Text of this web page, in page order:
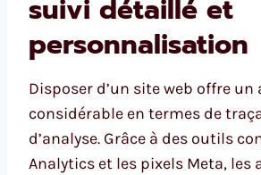
suivi détaillé et
personnalisation
Disposer d’un site web offre un
considérable en termes de
d’analyse. Grâce à des outils
Analytics et les pixels Meta, les